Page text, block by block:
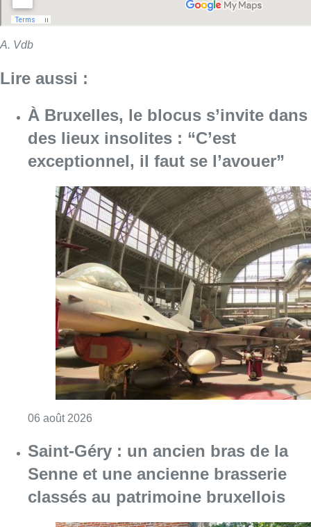
A. Vdb
Lire aussi :
À Bruxelles, le blocus s’invite dans
des lieux insolites : “C’est
exceptionnel, il faut se l’avouer”
06 août 2026
Saint-Géry : un ancien bras de la
Senne et une ancienne brasserie
classés au patrimoine bruxellois